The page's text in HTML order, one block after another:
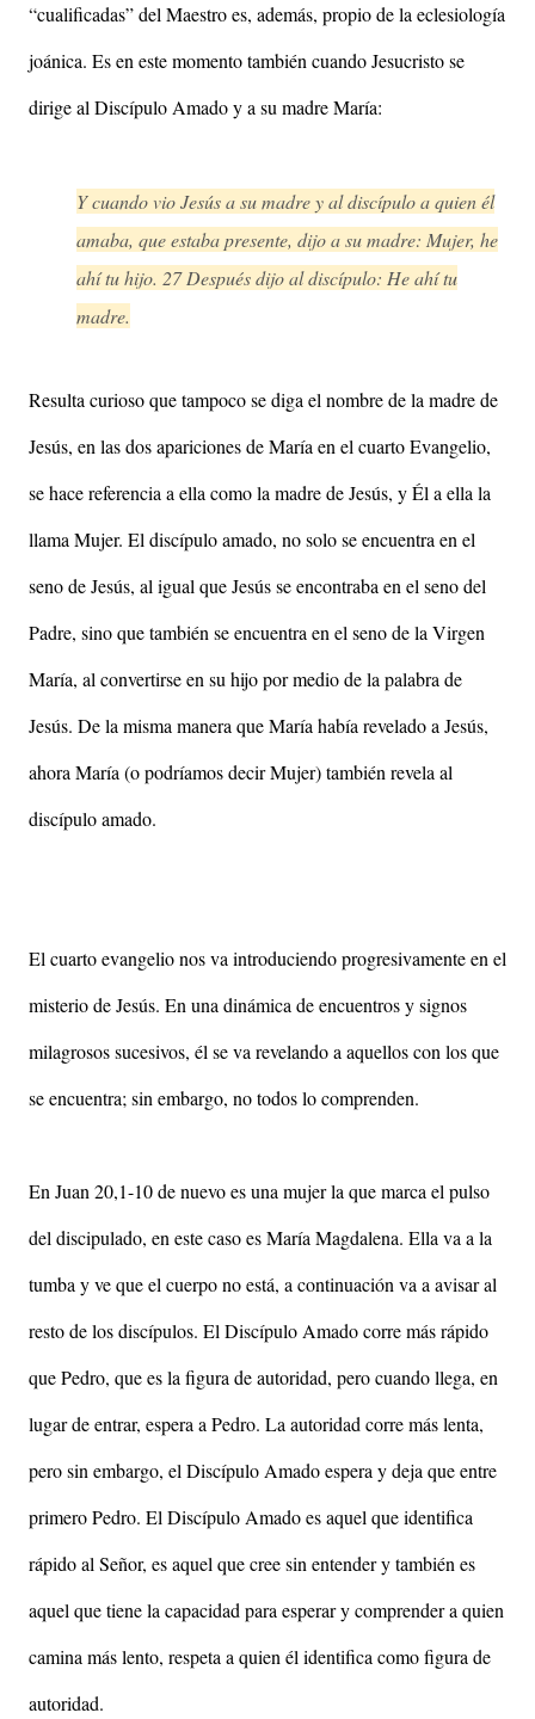
“cualificadas” del Maestro es, además, propio de la eclesiología
joánica. Es en este momento también cuando Jesucristo se
dirige al Discípulo Amado y a su madre María:
Y cuando vio Jesús a su madre y al discípulo a quien él
amaba, que estaba presente, dijo a su madre: Mujer, he
ahí tu hijo. 27 Después dijo al discípulo: He ahí tu
madre.
Resulta curioso que tampoco se diga el nombre de la madre de
Jesús, en las dos apariciones de María en el cuarto Evangelio,
se hace referencia a ella como la madre de Jesús, y Él a ella la
llama Mujer. El discípulo amado, no solo se encuentra en el
seno de Jesús, al igual que Jesús se encontraba en el seno del
Padre, sino que también se encuentra en el seno de la Virgen
María, al convertirse en su hijo por medio de la palabra de
Jesús. De la misma manera que María había revelado a Jesús,
ahora María (o podríamos decir Mujer) también revela al
discípulo amado.
El cuarto evangelio nos va introduciendo progresivamente en el
misterio de Jesús. En una dinámica de encuentros y signos
milagrosos sucesivos, él se va revelando a aquellos con los que
se encuentra; sin embargo, no todos lo comprenden.
En Juan 20,1-10 de nuevo es una mujer la que marca el pulso
del discipulado, en este caso es María Magdalena. Ella va a la
tumba y ve que el cuerpo no está, a continuación va a avisar al
resto de los discípulos. El Discípulo Amado corre más rápido
que Pedro, que es la figura de autoridad, pero cuando llega, en
lugar de entrar, espera a Pedro. La autoridad corre más lenta,
pero sin embargo, el Discípulo Amado espera y deja que entre
primero Pedro. El Discípulo Amado es aquel que identifica
rápido al Señor, es aquel que cree sin entender y también es
aquel que tiene la capacidad para esperar y comprender a quien
camina más lento, respeta a quien él identifica como figura de
autoridad.